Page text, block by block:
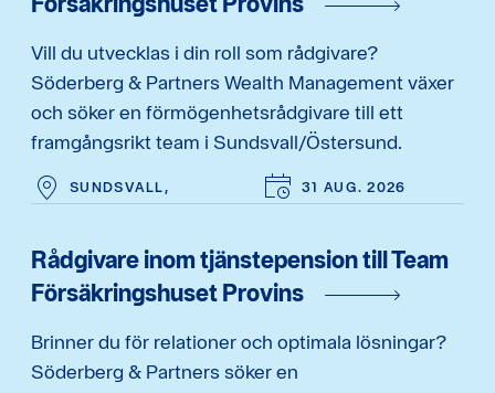
Vill du utvecklas i din roll som rådgivare?
Söderberg & Partners Wealth Management växer
och söker en förmögenhetsrådgivare till ett
framgångsrikt team i Sundsvall/Östersund.
SUNDSVALL, 31 AUG. 2026
Rådgivare inom tjänstepension till Team
Försäkringshuset Provins
Brinner du för relationer och optimala lösningar?
Söderberg & Partners söker en